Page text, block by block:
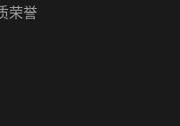
荣誉